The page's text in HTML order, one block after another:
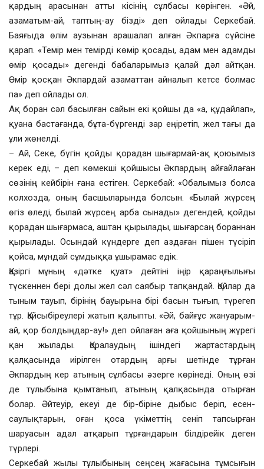
қардың арасынан атты кісінің сұлбасы көрінген. «Әй,
азаматым-ай, таптың-ау бізді» деп ойлады Серкебай.
Баяғыда өлім аузынан арашалап алған Әкпарға сүйсіне
қарап. «Темір мен темірді көмір қосады, адам мен адамды
өмір қосады» дегенді бабаларымыз қалай дәл айтқан.
Өмір қосқан Әкпардай азаматтан айналып кетсе болмас
па» деп ойлады ол.
Ақ боран сәл басылған сайын екі қойшы да «а, құдайлап»,
қуана бастағанда, бұта-бүргенді зар еңіретіп, жел тағы да
ұли жөнелді.
– Ай, Секе, бүгін қойды қорадан шығармай-ақ қоюымыз
керек еді, – деп көмекші қойшысы Әкпардың айғайлаған
сөзінің кейбірін ғана естіген. Серкебай: «Обалымыз болса
колхозда, оның басшыларында болсын. «Былай жүрсең
өгіз өледі, былай жүрсең арба сынады» дегендей, қойды
қорадан шығармаса, аштан қырылады, шығарсаң бораннан
қырылады. Осындай күндерге деп аздаған пішен түсіріп
қойса, мұндай сұмдыққа ұшырамас едік.
Қазіргі мұның «дәтке қуат» дейтіні іңір қараңғылығы
түскеннен бері долы жел сәл саябыр тапқандай. Қойлар да
тыным тауып, бірінің бауырына бірі басын тығып, түрегеп
тұр. Қайсыбіреулері жатып қалыпты. «Әй, байғұс жануарым-
ай, қор болдыңдар-ау!» деп ойлаған аға қойшының жүрегі
қан жылады. Қоралаудың ішіндегі жартастардың
қалқасында иірілген отардың арғы шетінде тұрған
Әкпардың кер атының сұлбасы әзерге көрінеді. Оның өзі
де тұлыбына қымтанып, атының қалқасында отырған
болар. Әйтеуір, екеуі де бір-біріне дыбыс беріп, есен-
саулықтарын, оған қоса үкіметтің сеніп тапсырған
шаруасын адал атқарып тұрғандарын білдірейік деген
түрлері.
Серкебай жылы тұлыбының сеңсең жағасына тұмсығын